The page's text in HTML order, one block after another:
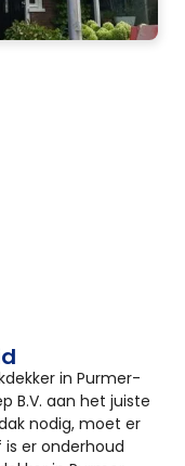
in Purmer-
B.V. aan het juiste
nodig, moet er
er onderhoud